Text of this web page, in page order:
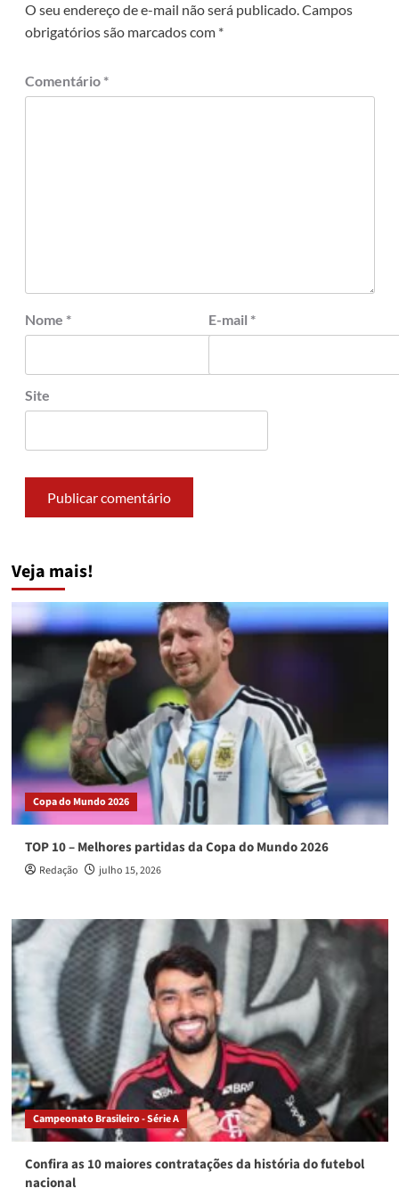
O seu endereço de e-mail não será publicado.Campos
obrigatórios são marcados com *
Comentário *
Nome * E-mail *
Site
Veja mais!
Copa do Mundo 2026
TOP 10 – Melhores partidas da Copa do Mundo 2026
Redação julho 15, 2026
Campeonato Brasileiro - Série A
Confira as 10 maiores contratações da história do futebol
nacional